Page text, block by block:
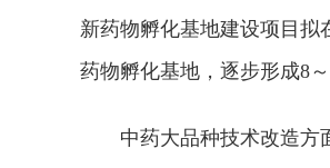
新药物孵化基地建设项目拟
药物孵化基地，逐步形成8
中药大品种技术改造方面